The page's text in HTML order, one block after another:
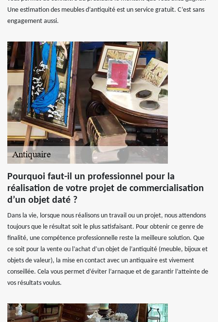
Une estimation des meubles d’antiquité est un service gratuit. C’est sans
engagement aussi.
Pourquoi faut-il un professionnel pour la
réalisation de votre projet de commercialisation
d’un objet daté ?
Dans la vie, lorsque nous réalisons un travail ou un projet, nous attendons
toujours que le résultat soit le plus satisfaisant. Pour obtenir ce genre de
finalité, une compétence professionnelle reste la meilleure solution. Que
ce soit pour la vente ou l’achat d’un objet de l’antiquité (meuble, bijoux et
objets de valeur), la mise en contact avec un antiquaire est vivement
conseillée. Cela vous permet d’éviter l’arnaque et de garantir l’atteinte de
vos résultats voulus.